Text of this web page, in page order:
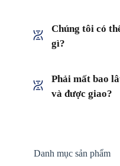
Chúng tôi có
gì?
Phải mất bao
và được giao?
Danh mục sản phẩm